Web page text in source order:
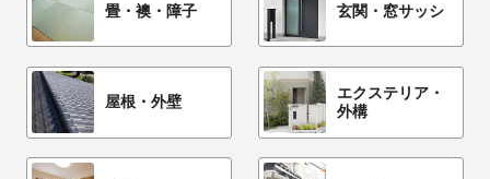
畳・襖・障子 玄関・窓サッシ
屋根・外壁
エクステリア・
外構